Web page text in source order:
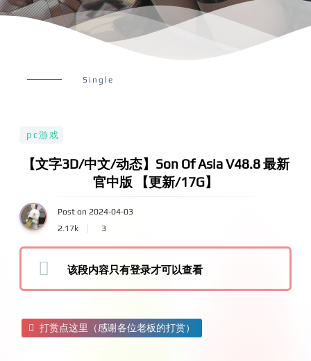
Single
pc游戏
【文字3D/中文/动态】Son Of Asia V48.8 最新
官中版 【更新/17G】
Post on 2024-04-03
2.17k
3
该段内容只有登录才可以查看
打赏点这里（感谢各位老板的打赏）